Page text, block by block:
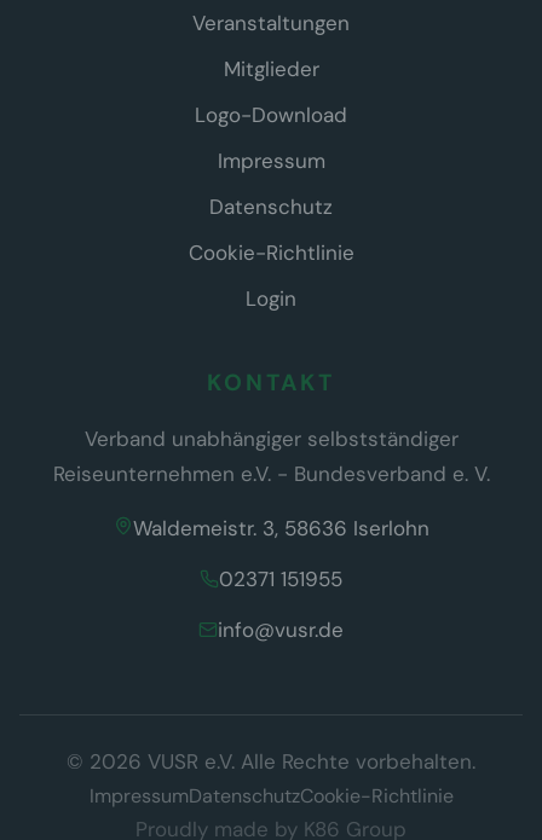
Veranstaltungen
Mitglieder
Logo-Download
Impressum
Datenschutz
Cookie-Richtlinie
Login
KONTAKT
Verband unabhängiger selbstständiger
Reiseunternehmen e.V. - Bundesverband e. V.
Waldemeistr. 3, 58636 Iserlohn
02371 151955
info@vusr.de
© 2026 VUSR e.V. Alle Rechte vorbehalten.
ImpressumDatenschutzCookie-Richtlinie
Proudly made by K86 Group
Diese Website verwendet ausschließlich technisch notwendige
TDDDG). Es werden keine Tracking- oder Marketing-Cookies
eingesetzt.Datenschutzerklärung